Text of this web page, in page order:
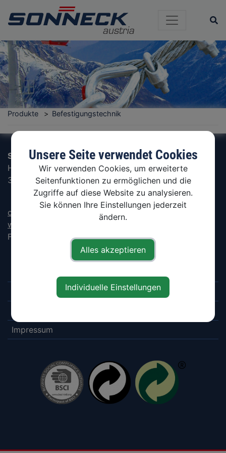
Produkte Befestigungstechnik
Sonneck Ges.m.b.H.
Hammerschmiedstraße 4
3341 Ybbsitz, Austria
office@sonneck.com
www.sonneck.com
Fax: +43 7443 86 329 88
Impressum
Unsere Seite verwendet Cookies
Wir verwenden Cookies, um erweiterte
Seitenfunktionen zu ermöglichen und die
Zugriffe auf diese Website zu analysieren.
Sie können Ihre Einstellungen jederzeit
ändern.
Alles akzeptieren
Individuelle Einstellungen